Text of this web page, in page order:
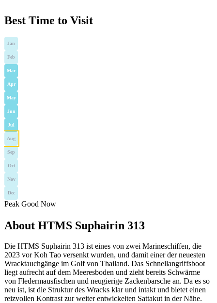
Best Time to Visit
Jan
Feb
Mar
Apr
May
Jun
Jul
Aug
Sep
Oct
Nov
Dec
Peak Good Now
About HTMS Suphairin 313
Die HTMS Suphairin 313 ist eines von zwei Marineschiffen, die
2023 vor Koh Tao versenkt wurden, und damit einer der neuesten
Wracktauchgänge im Golf von Thailand. Das Schnellangriffsboot
liegt aufrecht auf dem Meeresboden und zieht bereits Schwärme
von Fledermausfischen und neugierige Zackenbarsche an. Da es so
neu ist, ist die Struktur des Wracks klar und intakt und bietet einen
reizvollen Kontrast zur weiter entwickelten Sattakut in der Nähe.